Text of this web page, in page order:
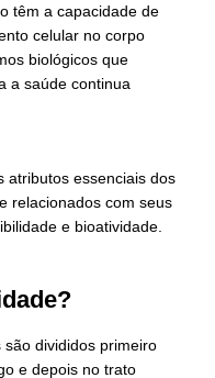
têm a capacidade de
celular no corpo
biológicos que
a saúde continua
atributos essenciais dos
relacionados com seus
e bioatividade.
divididos primeiro
e depois no trato